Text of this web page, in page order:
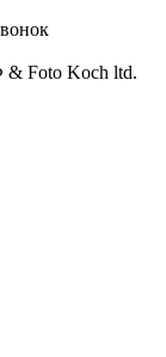
Foto Koch ltd.